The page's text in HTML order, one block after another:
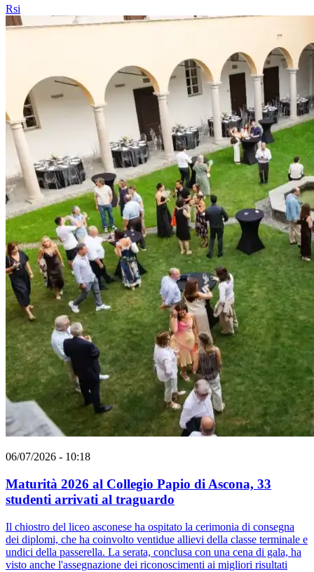
Rsi
06/07/2026 - 10:18
Maturità 2026 al Collegio Papio di Ascona, 33
studenti arrivati al traguardo
Il chiostro del liceo asconese ha ospitato la cerimonia di consegna
dei diplomi, che ha coinvolto ventidue allievi della classe terminale e
undici della passerella. La serata, conclusa con una cena di gala, ha
visto anche l'assegnazione dei riconoscimenti ai migliori risultati